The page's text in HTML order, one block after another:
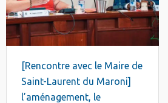
[Rencontre avec le Maire de
Saint-Laurent du Maroni]
l’aménagement, le